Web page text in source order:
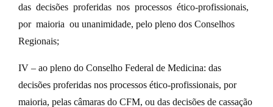
das decisões proferidas nos processos ético-profissionais,
por maioria ou unanimidade, pelo pleno dos Conselhos
Regionais;
IV – ao pleno do Conselho Federal de Medicina: das
decisões proferidas nos processos ético-profissionais, por
maioria, pelas câmaras do CFM, ou das decisões de cassação